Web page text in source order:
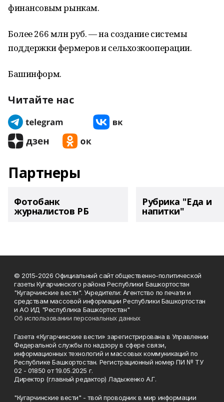
финансовым рынкам.
Более 266 млн руб. — на создание системы
поддержки фермеров и сельхозкооперации.
Башинформ.
Читайте нас
Партнеры
Фотобанк
журналистов РБ
Рубрика "Еда и
напитки"
© 2015-2026 Официальный сайт общественно-политической
газеты Кугарчинского района Республики Башкортостан
"Кугарчинские вести". Учредители: Агентство по печати и
средствам массовой информации Республики Башкортостан
и АО ИД "Республика Башкортостан"
Об использовании персональных данных
Газета «Кугарчинские вести» зарегистрирована в Управлении
Федеральной службы по надзору в сфере связи,
информационных технологий и массовых коммуникаций по
Республике Башкортостан. Регистрационный номер ПИ № ТУ
02 - 01850 от 19.05.2025 г.
Директор (главный редактор) Ладыженко А.Г.
"Кугарчинские вести" - твой проводник в мир информации